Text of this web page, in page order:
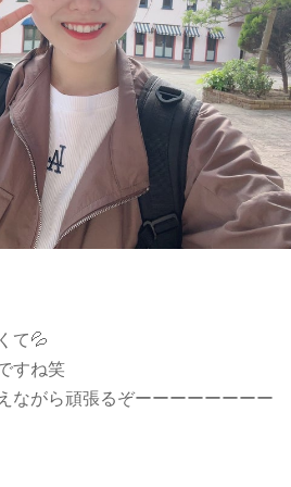
て💦
すね笑
ながら頑張るぞーーーーーーーー